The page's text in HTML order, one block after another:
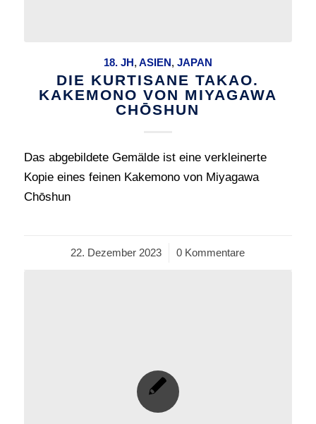
18. JH,ASIEN, JAPAN
DIE KURTISANE TAKAO.
KAKEMONO VON MIYAGAWA
CHŌSHUN
Das abgebildete Gemälde ist eine verkleinerte
Kopie eines feinen Kakemono von Miyagawa
Chōshun
22. Dezember 2023
/ 0 Kommentare